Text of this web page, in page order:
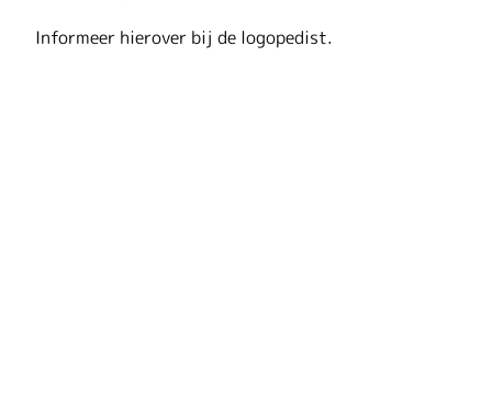
Informeer hierover bij de logopedist.